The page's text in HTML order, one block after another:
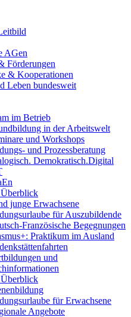
AGen
Förderungen
& Kooperationen
Leben bundesweit
im Betrieb
in der Arbeitswelt
und Workshops
und Prozessberatung
Demokratisch.Digital
junge Erwachsene
für Auszubildende
Französische Begegnungen
Praktikum im Ausland
und
für Erwachsene
Angebote